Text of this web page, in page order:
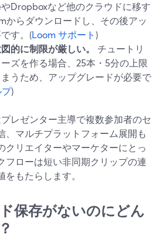
Dropboxなど他のクラウドに移す
からダウンロードし、その後アッ
す。(Loom サポート )
的に制限が厳しい。
チュートリ
ズを作る場合、25本・5分の上限
うため、アップグレードが必要で
)
レゼンター主導で複数参加者のセ
、マルチプラットフォーム展開も
クリエイターやマーケターにとっ
フローは短い非同期クリップの連
もたらします。
保存がないのにどん